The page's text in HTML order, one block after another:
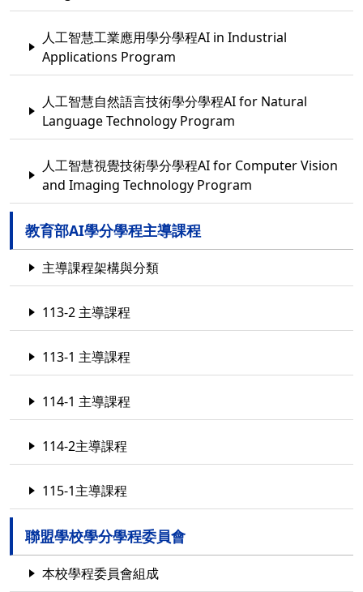
人工智慧工業應用學分學程AI in Industrial
Applications Program
人工智慧自然語言技術學分學程AI for Natural
Language Technology Program
人工智慧視覺技術學分學程AI for Computer Vision
and Imaging Technology Program
教育部AI學分學程主導課程
主導課程架構與分類
113-2 主導課程
113-1 主導課程
114-1 主導課程
114-2主導課程
115-1主導課程
聯盟學校學分學程委員會
本校學程委員會組成